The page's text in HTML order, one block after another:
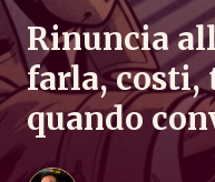
Rinuncia
farla, costi,
quando